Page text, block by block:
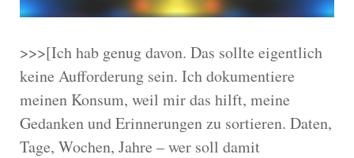
>>>[Ich hab genug davon. Das sollte eigentlich
keine Aufforderung sein. Ich dokumentiere
meinen Konsum, weil mir das hilft, meine
Gedanken und Erinnerungen zu sortieren. Daten,
Tage, Wochen, Jahre – wer soll damit